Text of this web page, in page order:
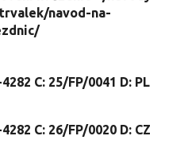
navod-na-
C: 25/FP/0041 D: PL
C: 26/FP/0020 D: CZ